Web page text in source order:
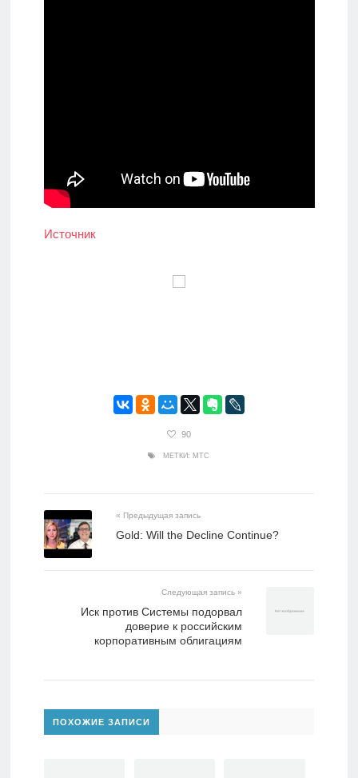
Источник
90
МЕТКИ: МТС
« Предыдущая запись
Gold: Will the Decline Continue?
Следующая запись »
Иск против Системы подорвал
доверие к российским
корпоративным облигациям
ПОХОЖИЕ ЗАПИСИ